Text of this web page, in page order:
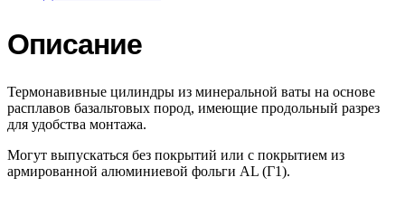
Описание
Термонавивные цилиндры из минеральной ваты на основе
расплавов базальтовых пород, имеющие продольный разрез
для удобства монтажа.
Могут выпускаться без покрытий или с покрытием из
армированной алюминиевой фольги AL (Г1).